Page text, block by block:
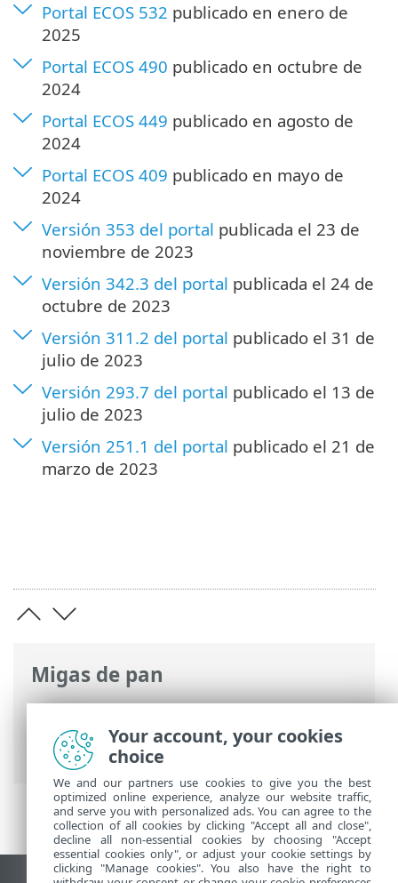
Migas de pan
Ayuda en línea de ESET>ESET Cloud
Office Security>Información general>
Novedades
Portal ECOS 532 publicado en enero de
2025
Portal ECOS 490 publicado en octubre de
2024
Portal ECOS 449 publicado en agosto de
2024
Portal ECOS 409 publicado en mayo de
2024
Versión 353 del portal publicada el 23 de
noviembre de 2023
Versión 342.3 del portal publicada el 24 de
octubre de 2023
Versión 311.2 del portal publicado el 31 de
julio de 2023
Versión 293.7 del portal publicado el 13 de
julio de 2023
Versión 251.1 del portal publicado el 21 de
marzo de 2023
Your account, your cookies
choice
We and our partners use cookies to give you the best
optimized online experience, analyze our website traffic,
and serve you with personalized ads. You can agree to the
collection of all cookies by clicking "Accept all and close",
decline all non-essential cookies by choosing "Accept
essential cookies only", or adjust your cookie settings by
clicking "Manage cookies". You also have the right to